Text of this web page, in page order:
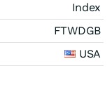
Index
FTWDGB
USA